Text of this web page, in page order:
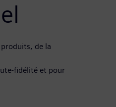
de la
fidélité et pour